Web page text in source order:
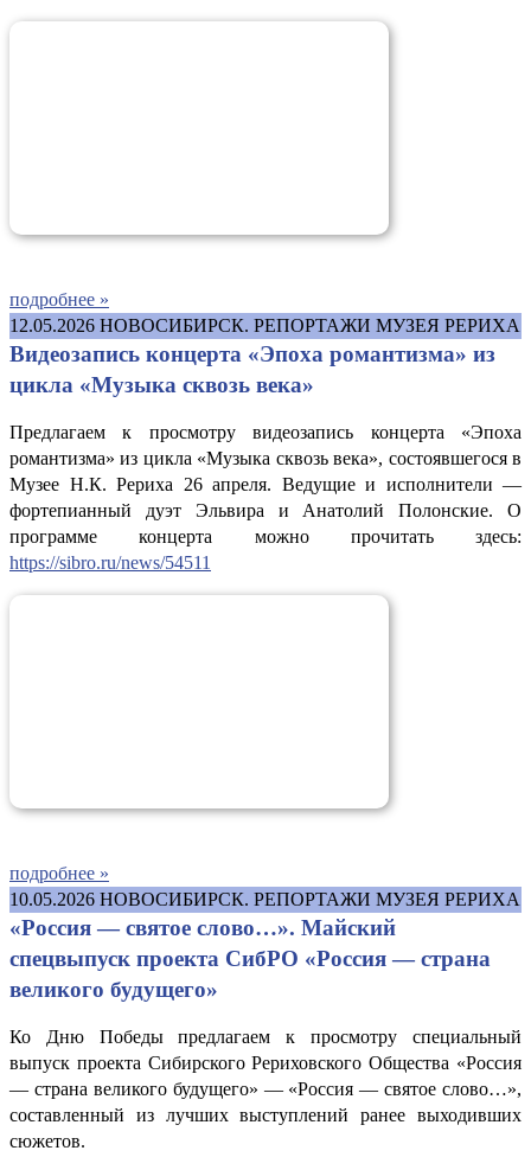
подробнее »
12.05.2026 НОВОСИБИРСК. РЕПОРТАЖИ МУЗЕЯ РЕРИХА
Видеозапись концерта «Эпоха романтизма» из
цикла «Музыка сквозь века»
Предлагаем к просмотру видеозапись концерта «Эпоха
романтизма» из цикла «Музыка сквозь века», состоявшегося в
Музее Н.К. Рериха 26 апреля. Ведущие и исполнители —
фортепианный дуэт Эльвира и Анатолий Полонские. О
программе концерта можно прочитать здесь:
https://sibro.ru/news/54511
подробнее »
10.05.2026 НОВОСИБИРСК. РЕПОРТАЖИ МУЗЕЯ РЕРИХА
«Россия — святое слово…». Майский
спецвыпуск проекта СибРО «Россия — страна
великого будущего»
Ко Дню Победы предлагаем к просмотру специальный
выпуск проекта Сибирского Рериховского Общества «Россия
— страна великого будущего» — «Россия — святое слово…»,
составленный из лучших выступлений ранее выходивших
сюжетов.